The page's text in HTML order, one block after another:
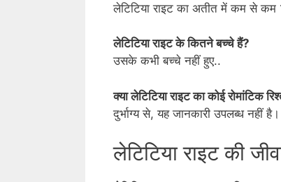
लेटिटिया राइट का अतीत में कम से कम
लेटिटिया राइट के कितने बच्चे हैं?
उसके कभी बच्चे नहीं हुए..
क्या लेटिटिया राइट का कोई रोमांटिक
दुर्भाग्य से, यह जानकारी उपलब्ध नहीं है।
लेटिटिया राइट की